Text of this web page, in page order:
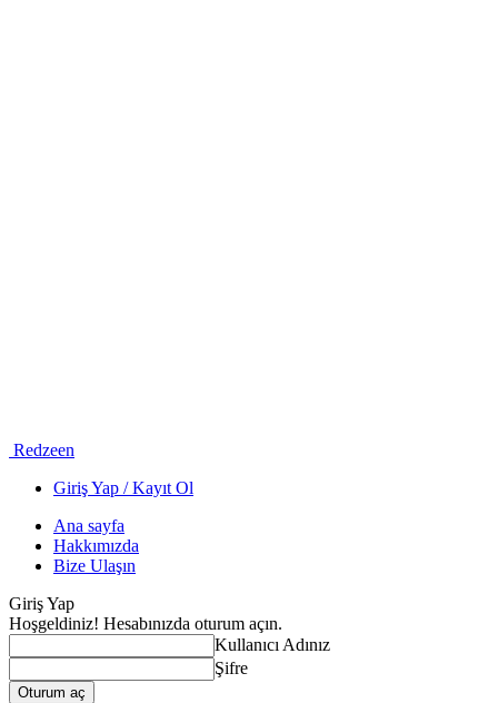
Redzeen
Giriş Yap / Kayıt Ol
Ana sayfa
Hakkımızda
Bize Ulaşın
Giriş Yap
Hoşgeldiniz! Hesabınızda oturum açın.
Kullanıcı Adınız
Şifre